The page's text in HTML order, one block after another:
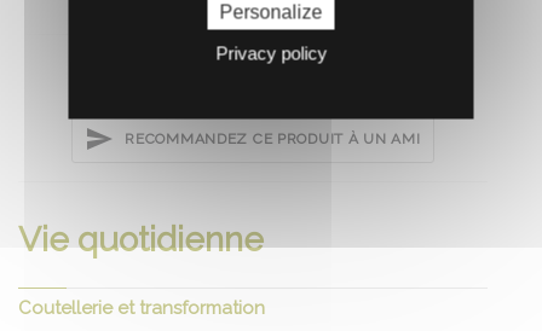
RECOMMANDEZ CE PRODUIT À UN AMI
Vie quotidienne
Coutellerie et transformation
Personalize
Privacy policy